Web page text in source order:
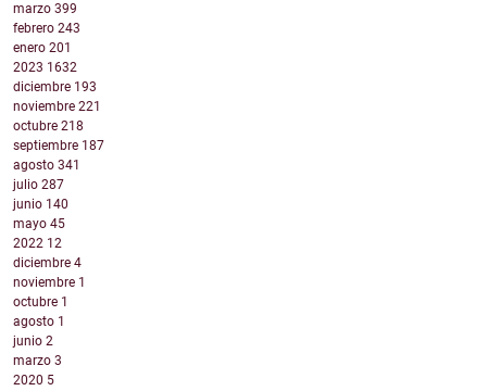
marzo 399
febrero 243
enero 201
2023 1632
diciembre 193
noviembre 221
octubre 218
septiembre 187
agosto 341
julio 287
junio 140
mayo 45
2022 12
diciembre 4
noviembre 1
octubre 1
agosto 1
junio 2
marzo 3
2020 5